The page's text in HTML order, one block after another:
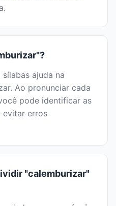
ajuda na
Ao pronunciar cada
pode identificar as
evitar erros
"calemburizar"